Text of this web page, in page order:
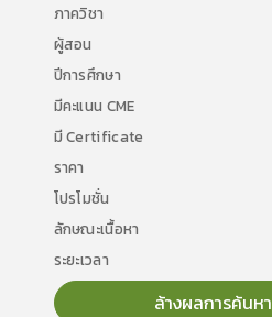
ภาควิชา
ผู้สอน
ปีการศึกษา
มีคะแนน CME
มี Certificate
ราคา
โปรโมชั่น
ลักษณะเนื้อหา
ระยะเวลา
ล้างผลการค้นหา